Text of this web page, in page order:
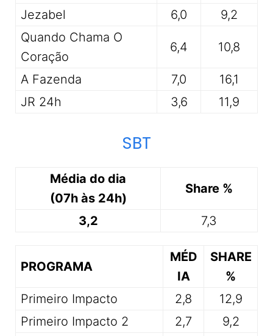
Jezabel 6,0
9,2
Quando Chama O
Coração
6,4 10,8
A Fazenda 7,0
16,1
JR 24h
3,6 11,9
SBT
Média do dia
(07h às 24h)
Share %
3,2 7,3
PROGRAMA
MÉD
IA
SHARE
%
Primeiro Impacto
2,8
12,9
Primeiro Impacto 2
2,7
9,2